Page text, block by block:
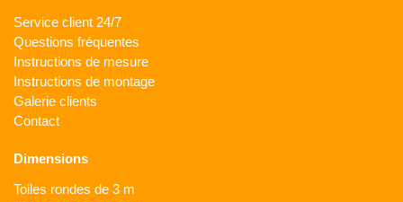
Service client 24/7
Questions fréquentes
Instructions de mesure
Instructions de montage
Galerie clients
Contact
Dimensions
Toiles rondes de 3 m